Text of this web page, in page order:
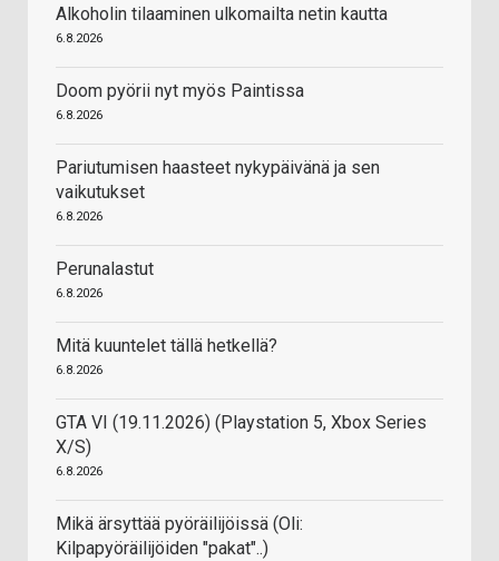
Alkoholin tilaaminen ulkomailta netin kautta
6.8.2026
Doom pyörii nyt myös Paintissa
6.8.2026
Pariutumisen haasteet nykypäivänä ja sen
vaikutukset
6.8.2026
Perunalastut
6.8.2026
Mitä kuuntelet tällä hetkellä?
6.8.2026
GTA VI (19.11.2026) (Playstation 5, Xbox Series
X/S)
6.8.2026
Mikä ärsyttää pyöräilijöissä (Oli:
Kilpapyöräilijöiden "pakat"..)